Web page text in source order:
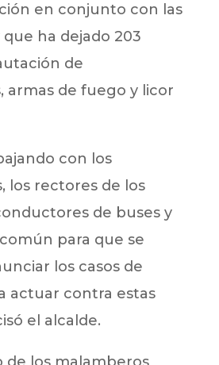
en conjunto con las
ha dejado 203
de
armas de fuego y licor
con los
los rectores de los
de buses y
para que se
los casos de
actuar contra estas
el alcalde.